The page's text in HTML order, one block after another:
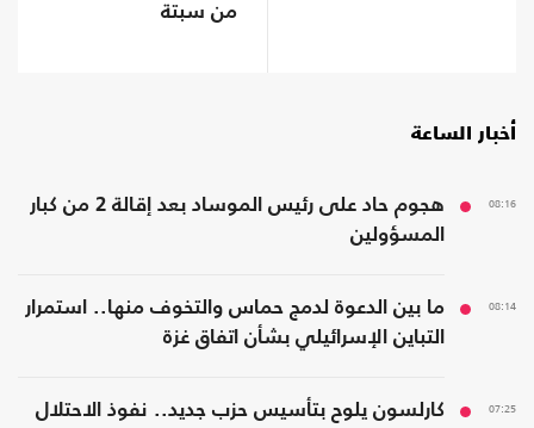
من سبتة
أخبار الساعة
08:16
هجوم حاد على رئيس الموساد بعد إقالة 2 من كبار
المسؤولين
08:14
ما بين الدعوة لدمج حماس والتخوف منها.. استمرار
التباين الإسرائيلي بشأن اتفاق غزة
07:25
كارلسون يلوح بتأسيس حزب جديد.. نفوذ الاحتلال